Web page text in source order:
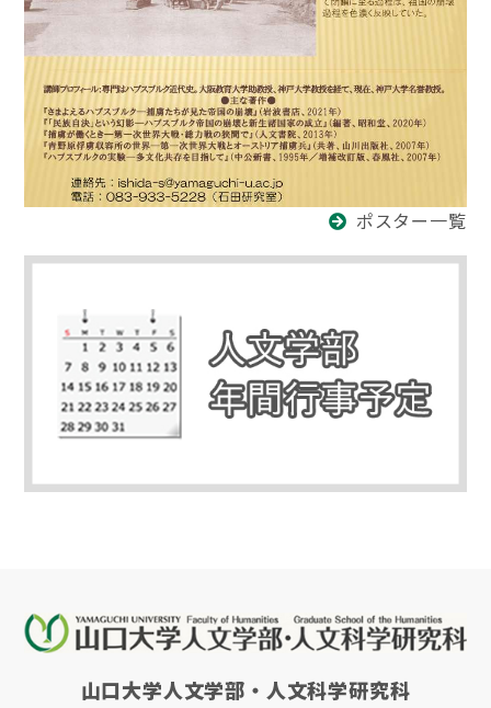
ポスター一覧
山口大学人文学部・人文科学研究科